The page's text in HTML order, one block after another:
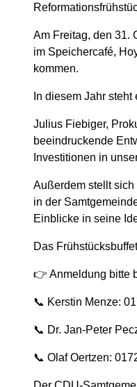
Am Freitag, den 31.
im Speichercafé,
kommen.
In diesem Jahr
Julius Fiebiger,
beeindruckende
Investitionen in
Außerdem stellt sich
in der
Einblicke in seine
Das
👉 Anmeldung bitte
📞 Kerstin Menze:
📞 Dr. Jan-Peter
📞 Olaf Oertzen: